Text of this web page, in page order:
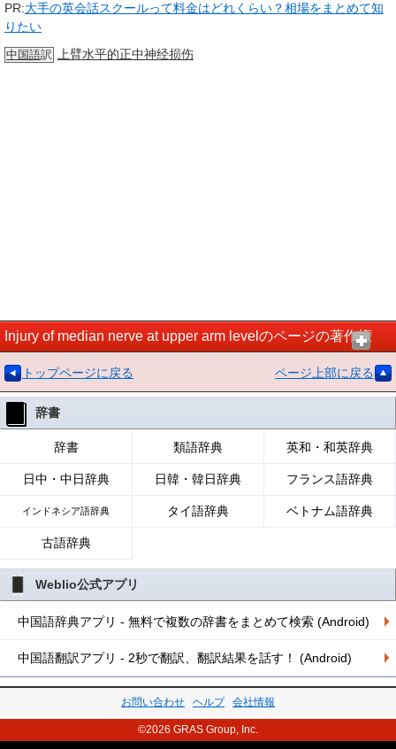
PR:大手の英会話スクールって料金はどれくらい？相場をまとめて知
りたい
中国語訳 上臂水平的正中神经损伤
Injury of median nerve at upper arm levelのページの著作権
トップページに戻る ページ上部に戻る
辞書
辞書 類語辞典 英和・和英辞典
日中・中日辞典 日韓・韓日辞典 フランス語辞典
インドネシア語辞典 タイ語辞典 ベトナム語辞典
古語辞典
Weblio公式アプリ
中国語辞典アプリ - 無料で複数の辞書をまとめて検索 (Android)
中国語翻訳アプリ - 2秒で翻訳、翻訳結果を話す！ (Android)
お問い合わせ ヘルプ 会社情報
©2026 GRAS Group, Inc.